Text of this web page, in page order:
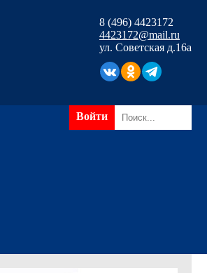
8 (496) 4423172
4423172@mail.ru
ул. Советская д.16а
Войти